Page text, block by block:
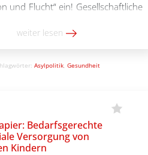
und Flucht“ ein! Gesellschaftliche
und der Abbau sozialer
Herausforderungen. Viele […]
weiter lesen
Asylpolitik, Gesundheit
Bedarfsgerechte
Versorgung von
Kindern